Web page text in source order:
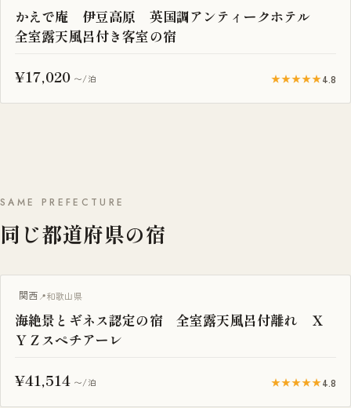
かえで庵 伊豆高原 英国調アンティークホテル
全室露天風呂付き客室の宿
¥17,020 〜/泊 ★★★★★4.8
SAME PREFECTURE
同じ都道府県の宿
露天風呂付き客室
関西 和歌山県
海絶景とギネス認定の宿 全室露天風呂付離れ Ｘ
ＹＺスペチアーレ
¥41,514 〜/泊 ★★★★★4.8